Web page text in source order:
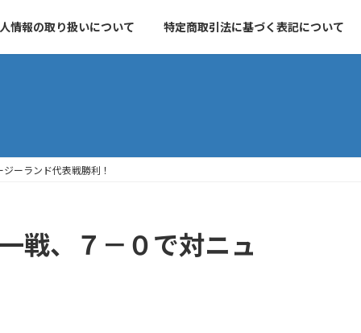
情報の取り扱いについて 特定商取引法に基づく表記について
ーランド代表戦勝利！
戦、７－０で対ニュ